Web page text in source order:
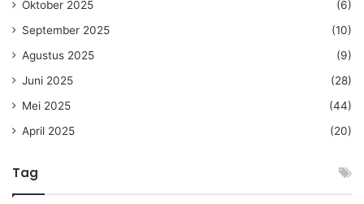
Oktober 2025
(6)
September 2025
(10)
Agustus 2025
(9)
Juni 2025
(28)
Mei 2025
(44)
April 2025
(20)
Tag